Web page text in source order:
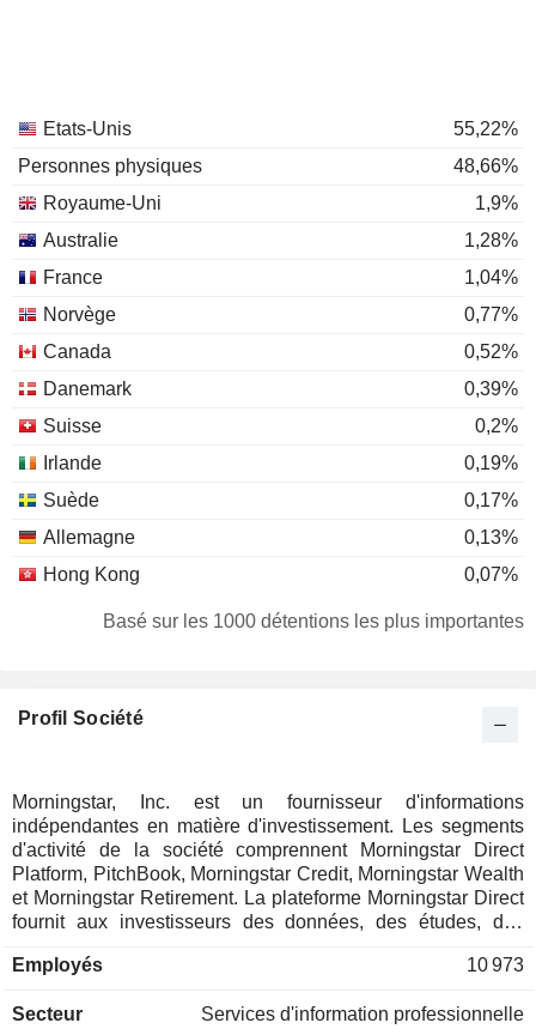
Etats-Unis
55,22%
Personnes physiques
48,66%
Royaume-Uni
1,9%
Australie
1,28%
France
1,04%
Norvège
0,77%
Canada
0,52%
Danemark
0,39%
Suisse
0,2%
Irlande
0,19%
Suède
0,17%
Allemagne
0,13%
Hong Kong
0,07%
Îles Cayman
0,06%
Finlande
0,02%
Japon
0,01%
Basé sur les 1000 détentions les plus importantes
Profil Société
Morningstar, Inc. est un fournisseur d'informations
indépendantes en matière d'investissement. Les segments
d'activité de la société comprennent Morningstar Direct
Platform, PitchBook, Morningstar Credit, Morningstar Wealth
et Morningstar Retirement. La plateforme Morningstar Direct
fournit aux investisseurs des données, des études, des
aider à prendre des décisions éclairées. PitchBook permet
analyses et des logiciels basés sur l'intelligence artificielle
Employés 10 973
Secteur Services d'information professionnelle